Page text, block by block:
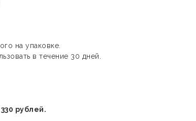
на упаковке.
в течение 30 дней.
рублей.